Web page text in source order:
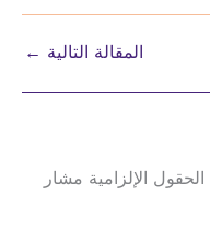
المقالة التالية ←
الحقول الإلزامية مشار